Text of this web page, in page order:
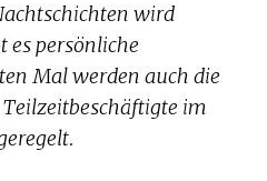
wird
es persönliche
Mal werden auch die
im